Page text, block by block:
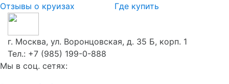
Отзывы о круизах
Где купить
г. Москва, ул. Воронцовская, д. 35 Б, корп. 1
Тел.: +7 (985) 199-0-888
Мы в соц. сетях: